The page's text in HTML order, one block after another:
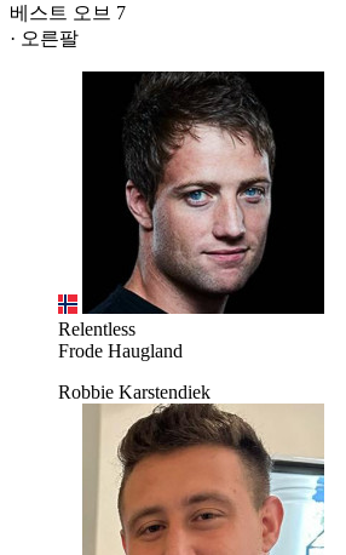
베스트 오브 7
· 오른팔
Relentless
Frode Haugland
Robbie Karstendiek